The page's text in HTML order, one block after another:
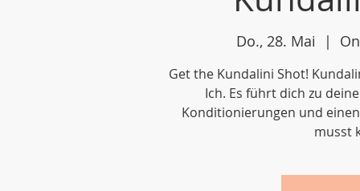
Do., 28. Mai
  |
Get the Kundalini Shot!
Ich. Es führt dich zu
Konditionierungen und
musst